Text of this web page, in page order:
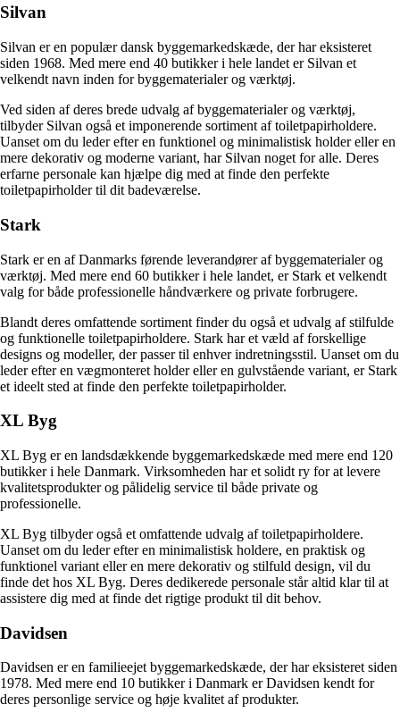
Silvan
Silvan er en populær dansk byggemarkedskæde, der har eksisteret
siden 1968. Med mere end 40 butikker i hele landet er Silvan et
velkendt navn inden for byggematerialer og værktøj.
Ved siden af deres brede udvalg af byggematerialer og værktøj,
tilbyder Silvan også et imponerende sortiment af toiletpapirholdere.
Uanset om du leder efter en funktionel og minimalistisk holder eller en
mere dekorativ og moderne variant, har Silvan noget for alle. Deres
erfarne personale kan hjælpe dig med at finde den perfekte
toiletpapirholder til dit badeværelse.
Stark
Stark er en af Danmarks førende leverandører af byggematerialer og
værktøj. Med mere end 60 butikker i hele landet, er Stark et velkendt
valg for både professionelle håndværkere og private forbrugere.
Blandt deres omfattende sortiment finder du også et udvalg af stilfulde
og funktionelle toiletpapirholdere. Stark har et væld af forskellige
designs og modeller, der passer til enhver indretningsstil. Uanset om du
leder efter en vægmonteret holder eller en gulvstående variant, er Stark
et ideelt sted at finde den perfekte toiletpapirholder.
XL Byg
XL Byg er en landsdækkende byggemarkedskæde med mere end 120
butikker i hele Danmark. Virksomheden har et solidt ry for at levere
kvalitetsprodukter og pålidelig service til både private og
professionelle.
XL Byg tilbyder også et omfattende udvalg af toiletpapirholdere.
Uanset om du leder efter en minimalistisk holdere, en praktisk og
funktionel variant eller en mere dekorativ og stilfuld design, vil du
finde det hos XL Byg. Deres dedikerede personale står altid klar til at
assistere dig med at finde det rigtige produkt til dit behov.
Davidsen
Davidsen er en familieejet byggemarkedskæde, der har eksisteret siden
1978. Med mere end 10 butikker i Danmark er Davidsen kendt for
deres personlige service og høje kvalitet af produkter.